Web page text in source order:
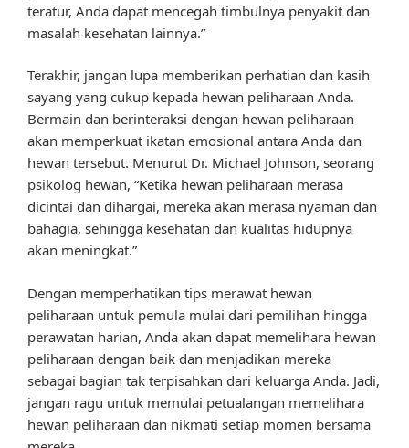
teratur, Anda dapat mencegah timbulnya penyakit dan
masalah kesehatan lainnya.”
Terakhir, jangan lupa memberikan perhatian dan kasih
sayang yang cukup kepada hewan peliharaan Anda.
Bermain dan berinteraksi dengan hewan peliharaan
akan memperkuat ikatan emosional antara Anda dan
hewan tersebut. Menurut Dr. Michael Johnson, seorang
psikolog hewan, “Ketika hewan peliharaan merasa
dicintai dan dihargai, mereka akan merasa nyaman dan
bahagia, sehingga kesehatan dan kualitas hidupnya
akan meningkat.”
Dengan memperhatikan tips merawat hewan
peliharaan untuk pemula mulai dari pemilihan hingga
perawatan harian, Anda akan dapat memelihara hewan
peliharaan dengan baik dan menjadikan mereka
sebagai bagian tak terpisahkan dari keluarga Anda. Jadi,
jangan ragu untuk memulai petualangan memelihara
hewan peliharaan dan nikmati setiap momen bersama